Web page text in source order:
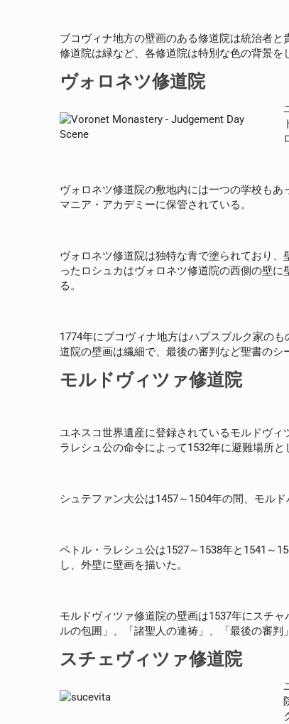
ブコヴィナ地方の壁画のある修道院は統治者
修道院は緑など、各修道院は特別な色の背景を
ヴォロネツ修道院
ヴォロネツ修道院の敷地内には一つの学校も
マニア・アカデミーに保管されている。
ヴォロネツ修道院は独特な青で塗られており
ったロシュカはヴォロネツ修道院の西側の壁
る。
1774年にブコヴィナ地方はハプスブルク家の
道院の壁画は繊細で、最後の審判など聖書のシ
モルドヴィツァ修道院
ユネスコ世界遺産に登録されているモルドヴ
ラレシュ公の命令によって1532年に避難場所と
シュテファン大公は1457～1504年の間、モル
ペトル・ラレシュ公は1527～1538年と1541～
し、外壁に壁画を描いた。
モルドヴィツァ修道院の壁画は1537年にスチ
ルの包囲」、「諸聖人の連祷」、「最後の審
スチェヴィツァ修道院